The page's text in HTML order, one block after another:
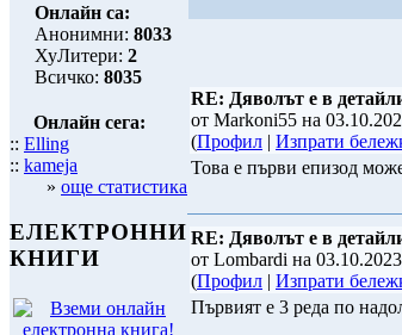
Онлайн са:
Анонимни: 8033
ХуЛитери: 2
Всичко: 8035
Онлайн сега:
:: Elling
:: kameja
» още статистика
ЕЛЕКТРОННИ
КНИГИ
RE: Дяволът е в
от Markoni55 на
(Профил | Изпрати
Това е първи епизод
RE: Дяволът е в
от Lombardi на
(Профил | Изпрати
Първият е 3 реда по